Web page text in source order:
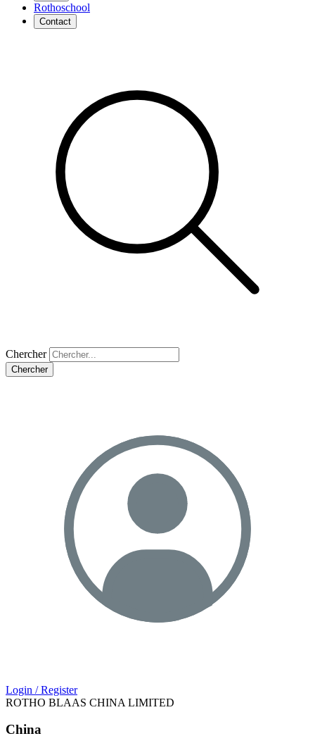
Rothoschool
Contact
Chercher
Chercher
Login / Register
ROTHO BLAAS CHINA LIMITED
China